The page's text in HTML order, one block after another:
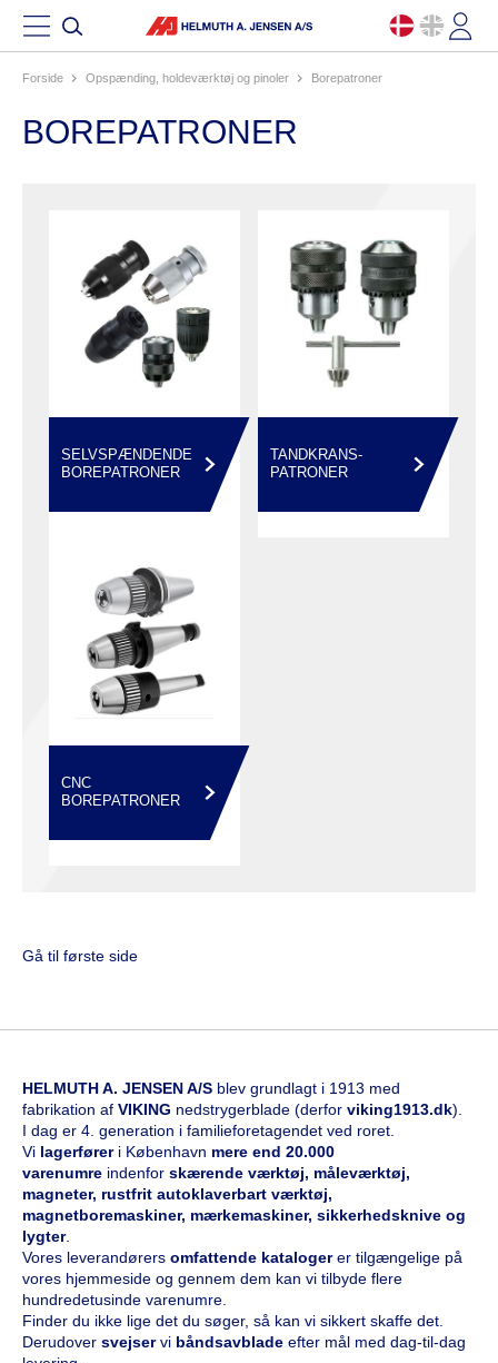
Forside opspænding, holdeværktøj og pinoler borepatroner
BOREPATRONER
SELVSPÆNDENDE
BOREPATRONER
TANDKRANS-
PATRONER
CNC
BOREPATRONER
Gå til første side
HELMUTH A. JENSEN A/S blev grundlagt i 1913 med
fabrikation af VIKING nedstrygerblade (derfor viking1913.dk).
I dag er 4. generation i familieforetagendet ved roret.
Vi lagerfører i København mere end 20.000
varenumre indenfor skærende værktøj, måleværktøj,
magneter, rustfrit autoklaverbart værktøj,
magnetboremaskiner, mærkemaskiner, sikkerhedsknive og
lygter.
Vores leverandørers omfattende katalogerer tilgængelige på
vores hjemmeside og gennem dem kan vi tilbyde flere
hundredetusinde varenumre.
Finder du ikke lige det du søger, så kan vi sikkert skaffe det.
Derudover svejservi båndsavblade efter mål med dag-til-dag